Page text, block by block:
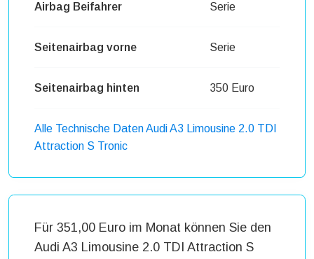
Airbag Beifahrer Serie
Seitenairbag vorne Serie
Seitenairbag hinten 350 Euro
Alle Technische Daten Audi A3 Limousine 2.0 TDI
Attraction S Tronic
Für 351,00 Euro im Monat können Sie den
Audi A3 Limousine 2.0 TDI Attraction S